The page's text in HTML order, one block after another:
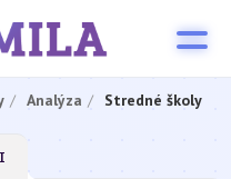
Analýza Stredné školy